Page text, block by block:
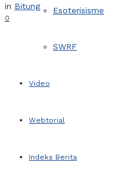
Esoterisisme
SWRF
Video
Webtorial
Indeks Berita
in Bitung
0